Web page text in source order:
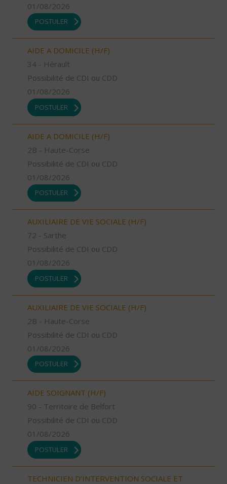
01/08/2026
POSTULER
AIDE A DOMICILE (H/F)
34 - Hérault
Possibilité de CDI ou CDD
01/08/2026
POSTULER
AIDE A DOMICILE (H/F)
2B - Haute-Corse
Possibilité de CDI ou CDD
01/08/2026
POSTULER
AUXILIAIRE DE VIE SOCIALE (H/F)
72 - Sarthe
Possibilité de CDI ou CDD
01/08/2026
POSTULER
AUXILIAIRE DE VIE SOCIALE (H/F)
2B - Haute-Corse
Possibilité de CDI ou CDD
01/08/2026
POSTULER
AIDE SOIGNANT (H/F)
90 - Territoire de Belfort
Possibilité de CDI ou CDD
01/08/2026
POSTULER
TECHNICIEN D’INTERVENTION SOCIALE ET